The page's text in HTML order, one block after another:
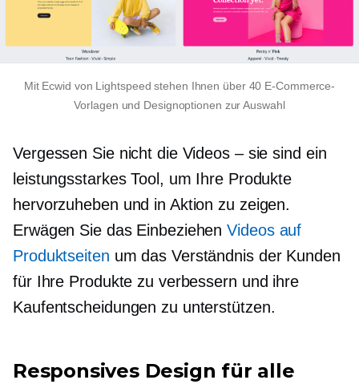
Mit Ecwid von Lightspeed stehen Ihnen über 40 E-Commerce-
Vorlagen und Designoptionen zur Auswahl
Vergessen Sie nicht die Videos – sie sind ein
leistungsstarkes Tool, um Ihre Produkte
hervorzuheben und in Aktion zu zeigen.
Erwägen Sie das EinbeziehenVideos auf
Produktseiten um das Verständnis der Kunden
für Ihre Produkte zu verbessern und ihre
Kaufentscheidungen zu unterstützen.
Responsives Design für alle